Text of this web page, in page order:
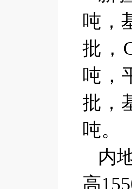
吨，
批，
吨，
批，
吨。
内
高